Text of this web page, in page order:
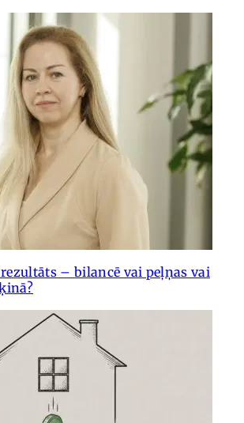
– bilancē vai peļņas vai